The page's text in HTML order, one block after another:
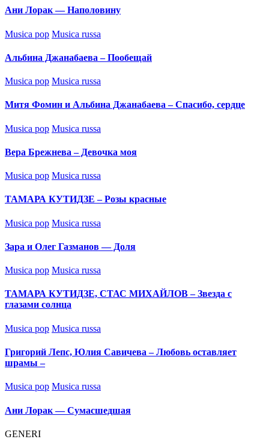
Ани Лорак — Наполовину
Posted
Musica pop Musica russa
Альбина Джанабаева – Пообещай
Posted
Musica pop Musica russa
Митя Фомин и Альбина Джанабаева – Спасибо, сердце
Posted
Musica pop Musica russa
Вера Брежнева – Девочка моя
Posted
Musica pop Musica russa
ТАМАРА КУТИДЗЕ – Розы красные
Posted
Musica pop Musica russa
Зара и Олег Газманов — Доля
Posted
Musica pop Musica russa
ТАМАРА КУТИДЗЕ, СТАС МИХАЙЛОВ – Звезда с
глазами солнца
Posted
Musica pop Musica russa
Григорий Лепс, Юлия Савичева – Любовь оставляет
шрамы –
Posted
Musica pop Musica russa
Ани Лорак — Сумасшедшая
GENERI